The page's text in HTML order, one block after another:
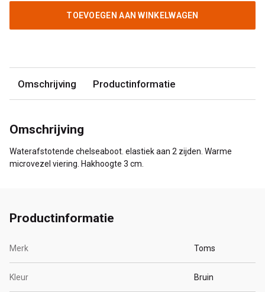
TOEVOEGEN AAN WINKELWAGEN
Omschrijving Productinformatie
Omschrijving
Waterafstotende chelseaboot. elastiek aan 2 zijden. Warme
microvezel viering. Hakhoogte 3 cm.
Productinformatie
Merk Toms
Kleur Bruin